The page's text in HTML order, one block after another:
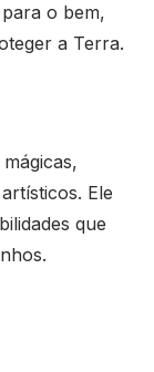
o bem,
a Terra.
Ele
que